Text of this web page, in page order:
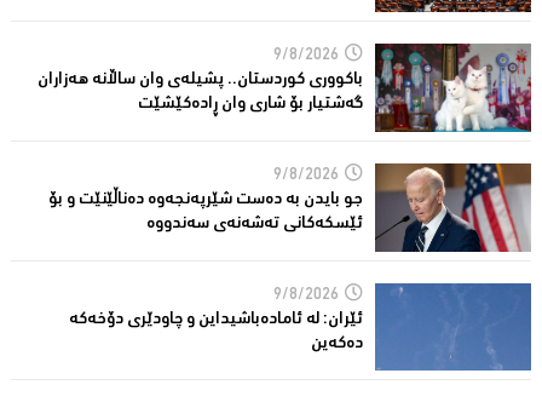
9/8/2026
باكووری كوردستان.. پشیلەی وان ساڵانە هەزاران
گەشتیار بۆ شاری وان ڕادەكێشێت
9/8/2026
جو بایدن بە دەست شێرپەنجەوە دەناڵێنێت و بۆ
ئێسكەكانی تەشەنەی سەندووە
9/8/2026
ئێران: له‌ ئاماده‌باشیداین و چاودێری دۆخه‌كه‌
ده‌كه‌ین